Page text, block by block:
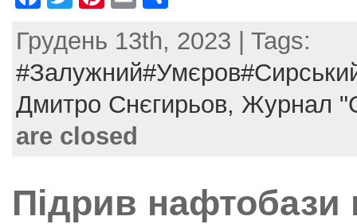
c
e
b
o
itt
er
er
e
st
ai
l
ar
e
Грудень 13th, 2023 | Tags:
Дмитро Снєгирьов, Журнал
are closed
Підрив нафтобази